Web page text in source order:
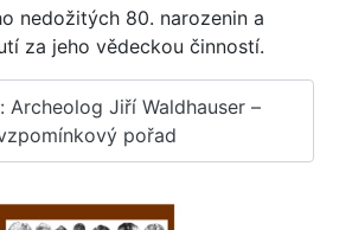
nedožitých 80. narozenin a
za jeho vědeckou činností.
Jiří Waldhauser –
pořad